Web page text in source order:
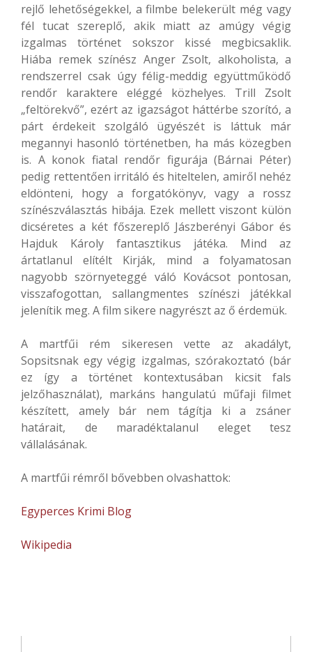
rejlő lehetőségekkel, a filmbe belekerült még vagy
fél tucat szereplő, akik miatt az amúgy végig
izgalmas történet sokszor kissé megbicsaklik.
Hiába remek színész Anger Zsolt, alkoholista, a
rendszerrel csak úgy félig-meddig együttműködő
rendőr karaktere eléggé közhelyes. Trill Zsolt
„feltörekvő”, ezért az igazságot háttérbe szorító, a
párt érdekeit szolgáló ügyészét is láttuk már
megannyi hasonló történetben, ha más közegben
is. A konok fiatal rendőr figurája (Bárnai Péter)
pedig rettentően irritáló és hiteltelen, amiről nehéz
eldönteni, hogy a forgatókönyv, vagy a rossz
színészválasztás hibája. Ezek mellett viszont külön
dicséretes a két főszereplő Jászberényi Gábor és
Hajduk Károly fantasztikus játéka. Mind az
ártatlanul elítélt Kirják, mind a folyamatosan
nagyobb szörnyeteggé váló Kovácsot pontosan,
visszafogottan, sallangmentes színészi játékkal
jelenítik meg. A film sikere nagyrészt az ő érdemük.
A martfűi rém sikeresen vette az akadályt,
Sopsitsnak egy végig izgalmas, szórakoztató (bár
ez így a történet kontextusában kicsit fals
jelzőhasználat), markáns hangulatú műfaji filmet
készített, amely bár nem tágítja ki a zsáner
határait, de maradéktalanul eleget tesz
vállalásának.
A martfűi rémről bővebben olvashattok:
Egyperces Krimi Blog
Wikipedia